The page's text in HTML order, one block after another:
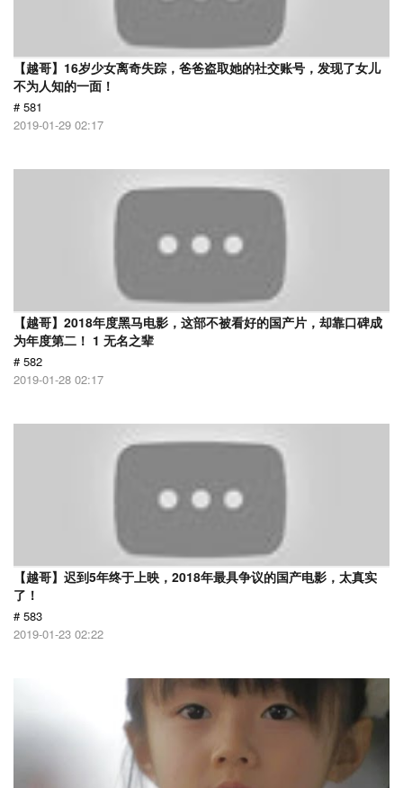
【越哥】16岁少女离奇失踪，爸爸盗取她的社交账号，发现了女儿
不为人知的一面！
# 581
2019-01-29 02:17
【越哥】2018年度黑马电影，这部不被看好的国产片，却靠口碑成
为年度第二！ 1 无名之辈
# 582
2019-01-28 02:17
【越哥】迟到5年终于上映，2018年最具争议的国产电影，太真实
了！
# 583
2019-01-23 02:22